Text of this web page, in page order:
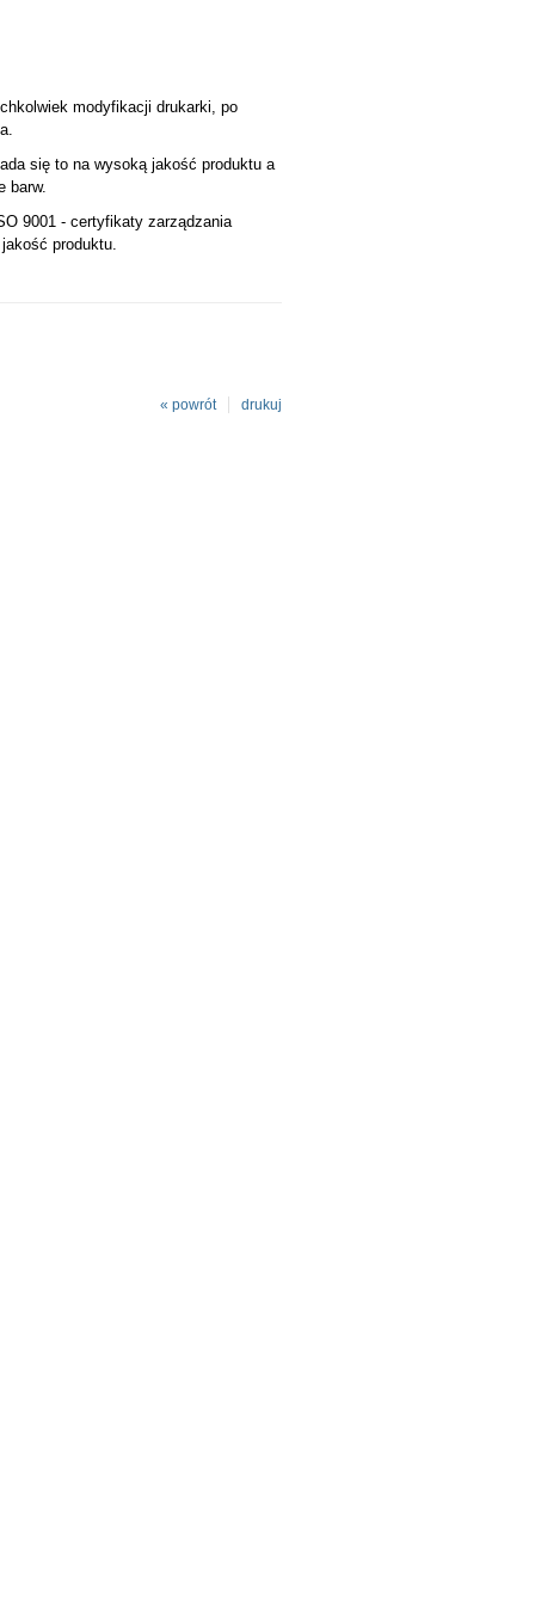
modyfikacji drukarki, po
się to na wysoką jakość produktu a
barw.
9001 - certyfikaty zarządzania
produktu.
drukuj
« powrót